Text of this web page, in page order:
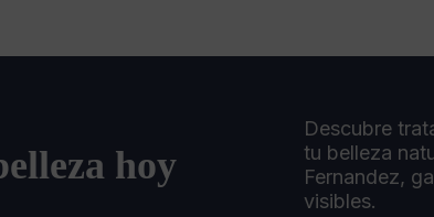
hoy
Descubre
tu belleza
Fernandez,
visibles.